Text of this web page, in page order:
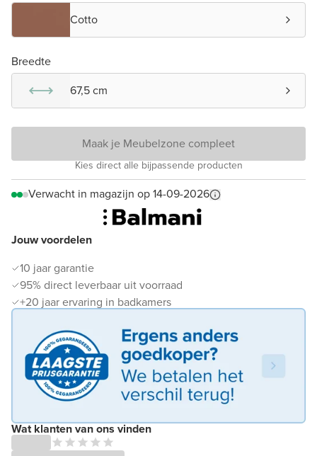
Jouw voordelen
10 jaar garantie
95% direct leverbaar uit voorraad
+20 jaar ervaring in badkamers
Wat klanten van ons vinden
Cotto
Breedte
67,5 cm
Maak je Meubelzone compleet
Kies direct alle bijpassende producten
Verwacht in magazijn op 14-09-2026